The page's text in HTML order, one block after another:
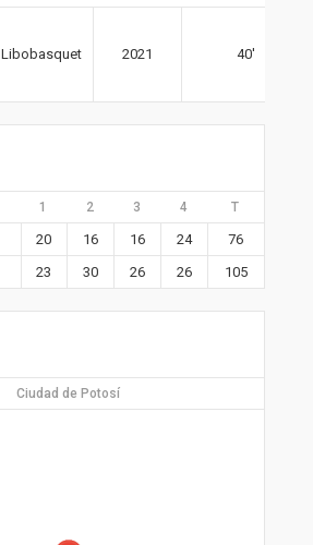
Libobasquet 2021 40′
1 2 3 4 T
20 16 16 24
76
23 30 26 26 105
Ciudad de Potosí